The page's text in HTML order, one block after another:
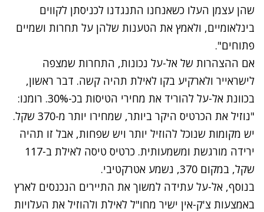
שהן עצמן העלו כשאנחנו התנגדנו לכניסתן לקווים
בינלאומיים, ולאמץ את הטענות שלהן על תחרות ושמיים
פתוחים".
אם ההצהרות של אל-על נכונות, התחרות שמצפה
לישראייר ולארקיע בקו לאילת תהיה קשה. דבר ראשון,
בכוונת אל-על להוריד את מחירי הטיסות בכ-30%. רומנו:
"נוזיל את הכרטיס היקר ביותר, שמחירו יותר מ-370 שקל.
יש מקומות שנוכל להוזיל יותר ויש שפחות, אבל זו תהיה
ירידה מורגשת ומשמעותית. כרטיס טיסה לאילת ב-117
שקל, במקום 370, נשמע אטרקטיבי.
בנוסף, אל-על עתידה למשוך את התיירים הנכנסים לארץ
באמצעות צ'ק-אין ישיר מחו"ל לאילת ולהוזיל את העלויות